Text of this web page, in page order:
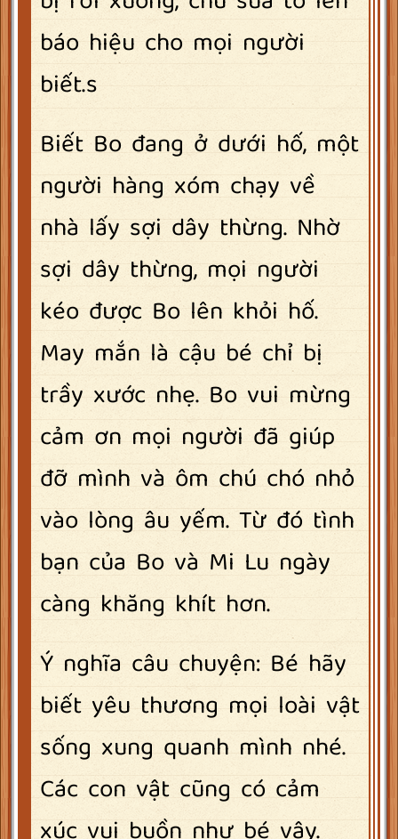
báo hiệu cho mọi người
biết.s
Biết Bo đang ở dưới hố, một
người hàng xóm chạy về
nhà lấy sợi dây thừng. Nhờ
sợi dây thừng, mọi người
kéo được Bo lên khỏi hố.
May mắn là cậu bé chỉ bị
trầy xước nhẹ. Bo vui mừng
cảm ơn mọi người đã giúp
đỡ mình và ôm chú chó nhỏ
vào lòng âu yếm. Từ đó tình
bạn của Bo và Mi Lu ngày
càng khăng khít hơn.
Ý nghĩa câu chuyện: Bé hãy
biết yêu thương mọi loài vật
sống xung quanh mình nhé.
Các con vật cũng có cảm